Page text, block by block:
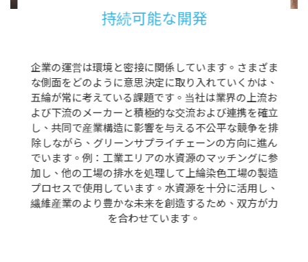
持続可能な開発
企業の運営は環境と密接に関係しています。さまざま
な側面をどのように意思決定に取り入れていくかは、
五綸が常に考えている課題です。当社は業界の上流お
よび下流のメーカーと積極的な交流および連携を確立
し、共同で産業構造に影響を与える不公平な競争を排
除しながら、グリーンサプライチェーンの方向に進ん
でいます。例：工業エリアの水資源のマッチングに参
加し、他の工場の排水を処理して上綸染色工場の製造
プロセスで使用しています。水資源を十分に活用し、
繊維産業のより豊かな未来を創造するため、双方が力
を合わせています。